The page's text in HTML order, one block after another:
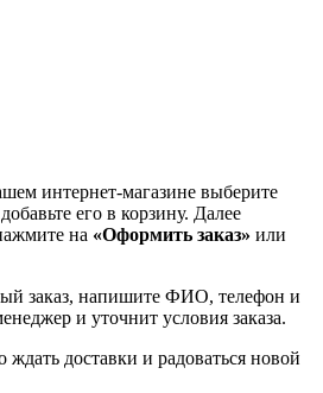
интернет-магазине выберите
его в корзину. Далее
на «Оформить заказ» или
заказ, напишите ФИО, телефон и
и уточнит условия заказа.
ждать доставки и радоваться новой